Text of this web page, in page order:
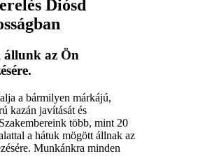
Diósd
állunk az Ön
a bármilyen márkájú,
kazán javítását és
több, mint 20
a hátuk mögött állnak az
Munkánkra minden